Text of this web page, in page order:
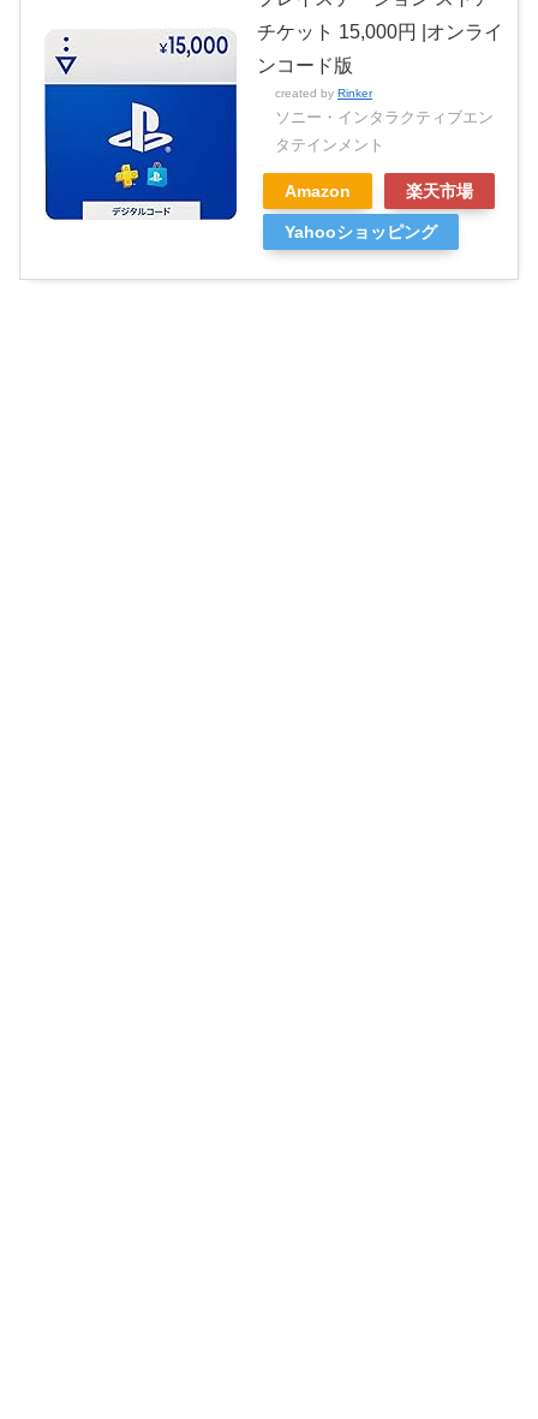
チケット 15,000円 |オンライ
ンコード版
created by Rinker
ソニー・インタラクティブエン
タテインメント
Amazon 楽天市場
Yahooショッピング